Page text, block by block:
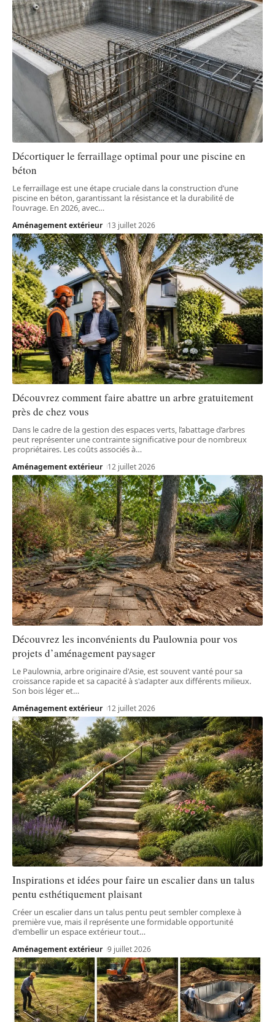
Décortiquer le ferraillage optimal pour une piscine en
béton
Le ferraillage est une étape cruciale dans la construction d’une
piscine en béton, garantissant la résistance et la durabilité de
l'ouvrage. En 2026, avec…
Aménagement extérieur 13 juillet 2026
Découvrez comment faire abattre un arbre gratuitement
près de chez vous
Dans le cadre de la gestion des espaces verts, l’abattage d’arbres
peut représenter une contrainte significative pour de nombreux
propriétaires. Les coûts associés à…
Aménagement extérieur 12 juillet 2026
Découvrez les inconvénients du Paulownia pour vos
projets d’aménagement paysager
Le Paulownia, arbre originaire d'Asie, est souvent vanté pour sa
croissance rapide et sa capacité à s'adapter aux différents milieux.
Son bois léger et…
Aménagement extérieur 12 juillet 2026
Inspirations et idées pour faire un escalier dans un talus
pentu esthétiquement plaisant
Créer un escalier dans un talus pentu peut sembler complexe à
première vue, mais il représente une formidable opportunité
d'embellir un espace extérieur tout…
Aménagement extérieur 9 juillet 2026